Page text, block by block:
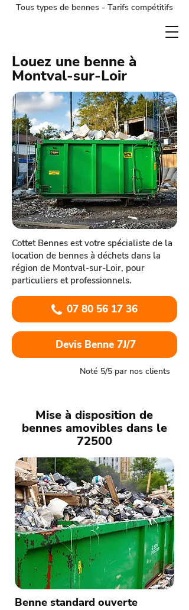
Tous types de bennes - Tarifs compétitifs
Louez une benne à
Montval-sur-Loir
Cottet Bennes est votre spécialiste de la
location de bennes à déchets dans la
région de Montval-sur-Loir, pour
particuliers et professionnels.
07 80 56 17 36
Devis Benne 7J/7
Noté 5/5 par nos clients
Mise à disposition de
bennes amovibles dans le
72500
Benne standard ouverte